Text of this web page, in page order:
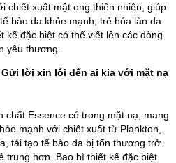
chiết xuất mật ong thiên nhiên, giúp
bào da khỏe mạnh, trẻ hóa làn da
kế đặc biệt có thể viết lên các dòng
yêu thương.
Gửi lời xin lỗi đến ai kia với mặt nạ
chất Essence có trong mặt nạ, mang
mạnh với chiết xuất từ Plankton,
tái tạo tế bào da bị tổn thương trở
trung hơn. Bao bì thiết kế đặc biệt